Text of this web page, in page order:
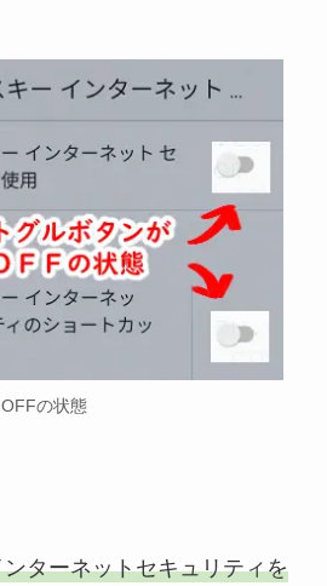
OFFの状態
ターネットセキュリティを